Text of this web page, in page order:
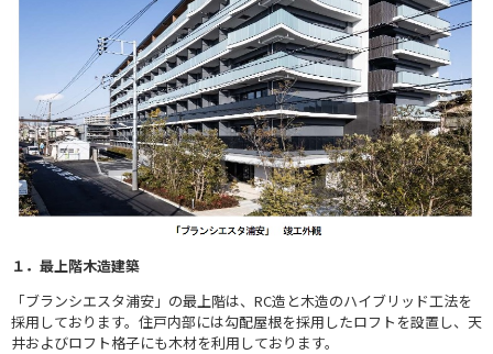
１．最上階木造建築
「ブランシエスタ浦安」の最上階は、RC造と木造のハイブリッド工法を
採用しております。住戸内部には勾配屋根を採用したロフトを設置し、天
井およびロフト格子にも木材を利用しております。